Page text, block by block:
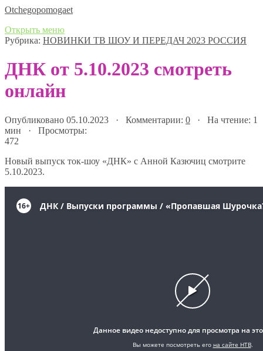
Оtchegopomogaet
Открыть меню
Рубрика: НОВИНКИ ТВ ШОУ И ПЕРЕДАЧ 2023 РОССИЯ
ДНК от 5.10.2023 смотреть
онлайн
Опубликовано 05.10.2023 · Комментарии: 0 · На чтение: 1
мин · Просмотры:
472
Новый выпуск ток-шоу «ДНК» с Анной Казючиц смотрите
5.10.2023.